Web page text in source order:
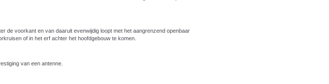
de voorkant en van daaruit evenwijdig loopt met het aangrenzend openbaar
of in het erf achter het hoofdgebouw te komen.
van een antenne.